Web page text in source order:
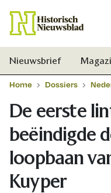
Nieuwsbrief
Home Dossiers
De eerste
beëindigde
loopbaan
Kuyper